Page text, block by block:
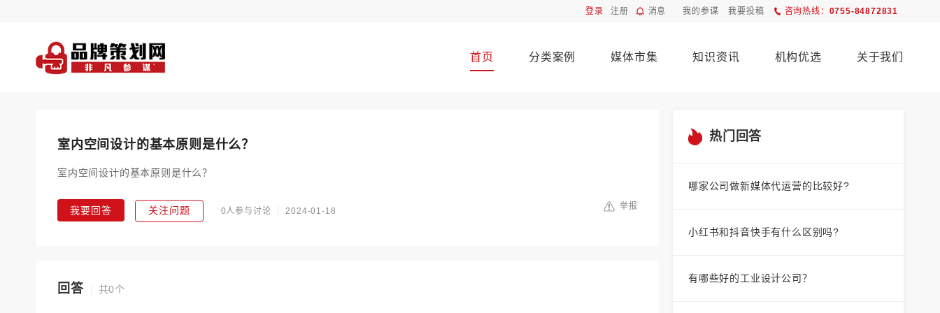
登录 注册 消息 我的参谋 我要投稿 咨询热线： 0755-84872831
首页 分类案例 媒体市集 知识资讯 机构优选 关于我们
室内空间设计的基本原则是什么？
室内空间设计的基本原则是什么？
我要回答 关注问题 0人参与讨论 2024-01-18 举报
回答 共0个
热门回答
哪家公司做新媒体代运营的比较好?
小红书和抖音快手有什么区别吗?
有哪些好的工业设计公司？